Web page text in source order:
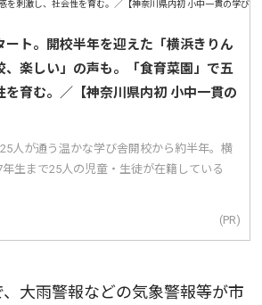
ート。開校半年を迎えた「横浜きりん
、楽しい」の声も。「食育菜園」で五
を育む。／【神奈川県内初 小中一貫の
人が通う温かな学び舎開校から約半年。横
生まで25人の児童・生徒が在籍している
(PR)
大雨警報などの気象警報等が市